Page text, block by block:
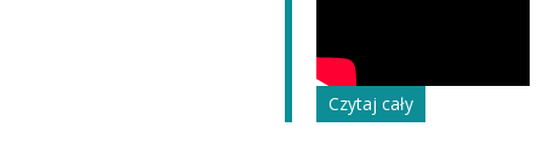
Czytaj cały